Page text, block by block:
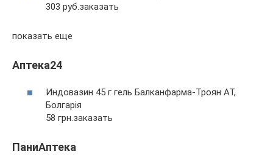
303 руб.заказать
показать еще
Аптека24
Индовазин 45 г гель Балканфарма-Троян АТ,
Болгарія
58 грн.заказать
ПаниАптека